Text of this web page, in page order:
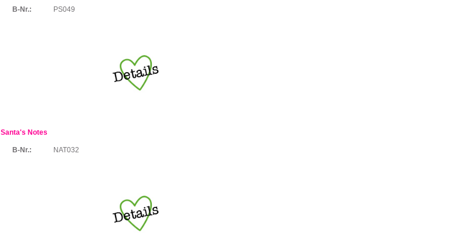
B-Nr.: PS049
Santa's Notes
B-Nr.: NAT032